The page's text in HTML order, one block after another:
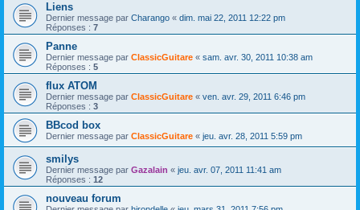
Liens
Dernier message par Charango « dim. mai 22, 2011 12:22 pm
Réponses : 7
Panne
Dernier message par ClassicGuitare « sam. avr. 30, 2011 10:38 am
Réponses : 5
flux ATOM
Dernier message par ClassicGuitare « ven. avr. 29, 2011 6:46 pm
Réponses : 3
BBcod box
Dernier message par ClassicGuitare « jeu. avr. 28, 2011 5:59 pm
smilys
Dernier message par Gazalain « jeu. avr. 07, 2011 11:41 am
Réponses : 12
nouveau forum